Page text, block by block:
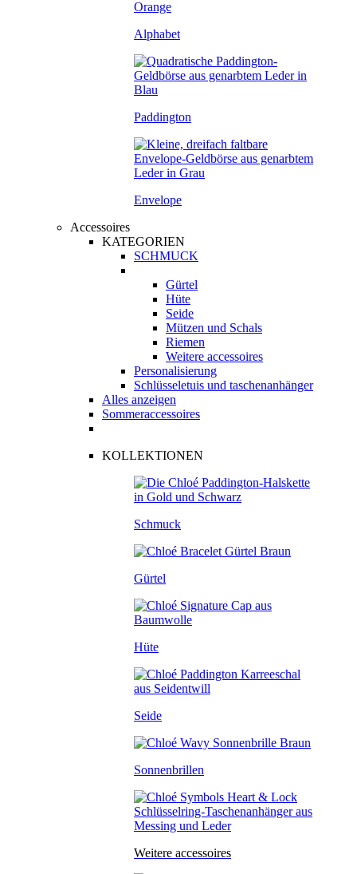
Alphabet
Paddington
Envelope
Accessoires
KATEGORIEN
SCHMUCK
Gürtel
Hüte
Seide
Mützen und Schals
Riemen
Weitere accessoires
Personalisierung
Schlüsseletuis und taschenanhänger
Alles anzeigen
Sommeraccessoires
KOLLEKTIONEN
Schmuck
Gürtel
Hüte
Seide
Sonnenbrillen
Weitere accessoires